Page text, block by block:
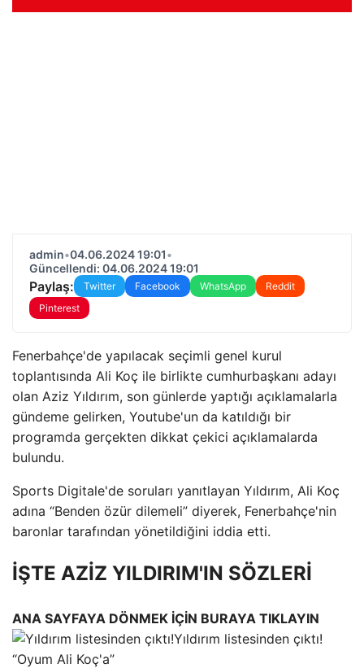
admin•04.06.2024 19:01•
Güncellendi: 04.06.2024 19:01
Paylaş: Twitter Facebook WhatsApp
Reddit
Pinterest
Fenerbahçe'de yapılacak seçimli genel kurul
toplantısında Ali Koç ile birlikte cumhurbaşkanı adayı
olan Aziz Yıldırım, son günlerde yaptığı açıklamalarla
gündeme gelirken, Youtube'un da katıldığı bir
programda gerçekten dikkat çekici açıklamalarda
bulundu.
Sports Digitale'de soruları yanıtlayan Yıldırım, Ali Koç
adına “Benden özür dilemeli” diyerek, Fenerbahçe'nin
baronlar tarafından yönetildiğini iddia etti.
İŞTE AZİZ YILDIRIM'IN SÖZLERİ
ANA SAYFAYA DÖNMEK İÇİN BURAYA TIKLAYIN
Yıldırım listesinden çıktı!
“Oyum Ali Koç'a”